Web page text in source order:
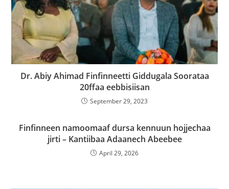
Dr. Abiy Ahimad Finfinneetti Giddugala Soorataa
20ffaa eebbisiisan
September 29, 2023
Finfinneen namoomaaf dursa kennuun hojjechaa
jirti – Kantiibaa Adaanech Abeebee
April 29, 2026